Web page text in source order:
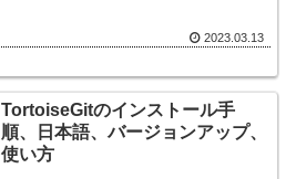
2023.03.13
TortoiseGitのインストール手
順、日本語、バージョンアップ、
使い方